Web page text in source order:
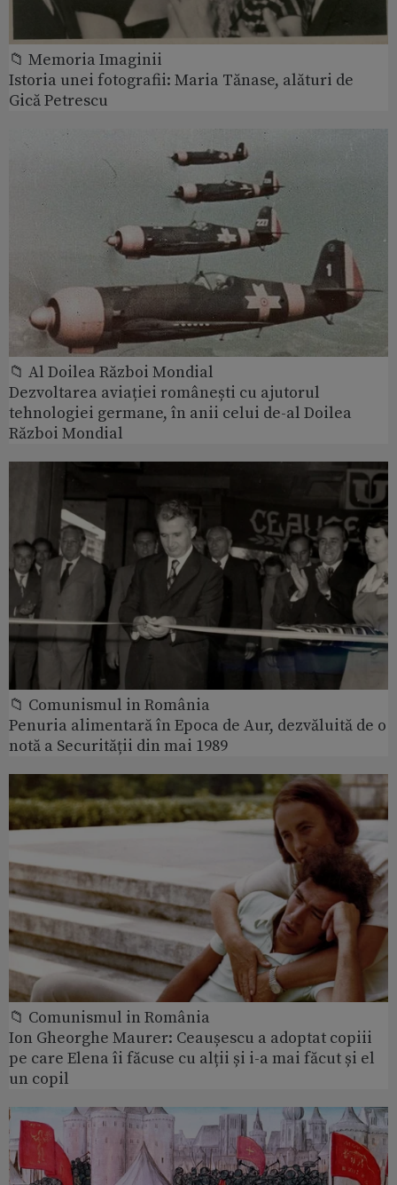
📁 Memoria Imaginii
Istoria unei fotografii: Maria Tănase, alături de
Gică Petrescu
📁 Al Doilea Război Mondial
Dezvoltarea aviației românești cu ajutorul
tehnologiei germane, în anii celui de-al Doilea
Război Mondial
📁 Comunismul in România
Penuria alimentară în Epoca de Aur, dezvăluită de o
notă a Securității din mai 1989
📁 Comunismul in România
Ion Gheorghe Maurer: Ceaușescu a adoptat copiii
pe care Elena îi făcuse cu alții și i-a mai făcut și el
un copil